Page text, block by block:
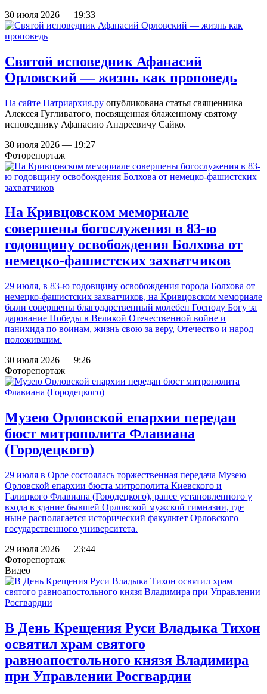
30 июля 2026 — 19:33
Святой исповедник Афанасий
Орловский — жизнь как проповедь
На сайте Патриархия.ру опубликована статья священника
Алексея Гугливатого, посвященная блаженному святому
исповеднику Афанасию Андреевичу Сайко.
30 июля 2026 — 19:27
Фоторепортаж
На Кривцовском мемориале
совершены богослужения в 83-ю
годовщину освобождения Болхова от
немецко-фашистских захватчиков
29 июля, в 83-ю годовщину освобождения города Болхова от
немецко-фашистских захватчиков, на Кривцовском мемориале
были совершены благодарственный молебен Господу Богу за
дарование Победы в Великой Отечественной войне и
панихида по воинам, жизнь свою за веру, Отечество и народ
положившим.
30 июля 2026 — 9:26
Фоторепортаж
Музею Орловской епархии передан
бюст митрополита Флавиана
(Городецкого)
29 июля в Орле состоялась торжественная передача Музею
Орловской епархии бюста митрополита Киевского и
Галицкого Флавиана (Городецкого), ранее установленного у
входа в здание бывшей Орловской мужской гимназии, где
ныне располагается исторический факультет Орловского
государственного университета.
29 июля 2026 — 23:44
Фоторепортаж
Видео
В День Крещения Руси Владыка Тихон
освятил храм святого
равноапостольного князя Владимира
при Управлении Росгвардии